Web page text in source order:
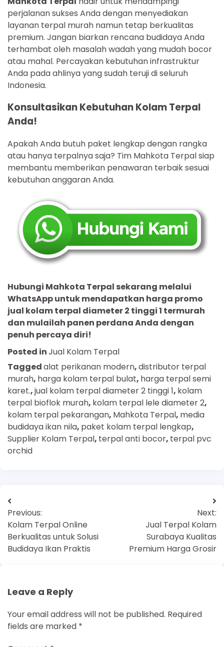
perjalanan sukses Anda dengan menyediakan
layanan terpal murah namun tetap berkualitas
premium. Jangan biarkan rencana budidaya Anda
terhambat oleh masalah wadah yang mudah bocor
atau mahal. Percayakan kebutuhan infrastruktur
Anda pada ahlinya yang sudah teruji di seluruh
Indonesia.
Konsultasikan Kebutuhan Kolam Terpal
Anda!
Apakah Anda butuh paket lengkap dengan rangka
atau hanya terpalnya saja? Tim Mahkota Terpal siap
membantu memberikan penawaran terbaik sesuai
kebutuhan anggaran Anda.
Hubungi Mahkota Terpal sekarang melalui
WhatsApp untuk mendapatkan harga promo
jual kolam terpal diameter 2 tinggi 1 termurah
dan mulailah panen perdana Anda dengan
penuh percaya diri!
Posted inJual Kolam Terpal
Taggedalat perikanan modern,distributor terpal
murah, harga kolam terpal bulat, harga terpal semi
karet.,jual kolam terpal diameter 2 tinggi 1, kolam
terpal bioflok murah, kolam terpal lele diameter 2,
kolam terpal pekarangan, Mahkota Terpal, media
budidaya ikan nila, paket kolam terpal lengkap,
Supplier Kolam Terpal, terpal anti bocor, terpal pvc
orchid
Previous:
Kolam Terpal Online
Berkualitas untuk Solusi
Budidaya Ikan Praktis
Next:
Jual Terpal Kolam
Surabaya Kualitas
Premium Harga Grosir
Leave a Reply
Your email address will not be published. Required
fields are marked *